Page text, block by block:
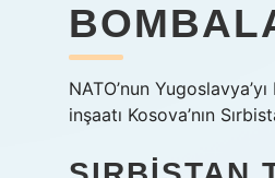
NATO’nun
inşaatı Kosova’nın